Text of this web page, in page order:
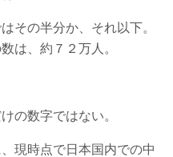
その半分か、それ以下。
は、約７２万人。
の数字ではない。
現時点で日本国内での中